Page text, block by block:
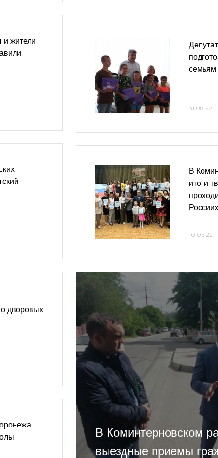
и жители
семьям
31.08.22
В
итоги
10.06.22
дворовых
В Коминтерновском
выездные приемы